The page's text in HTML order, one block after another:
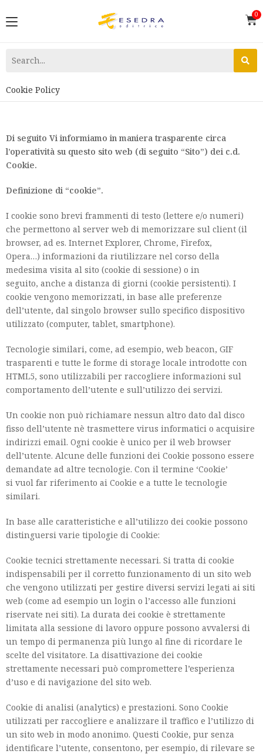
Cookie Policy
Di seguito Vi informiamo in maniera trasparente circa
l’operatività su questo sito web (di seguito “Sito”) dei c.d.
Cookie.
Definizione di “cookie”.
I cookie sono brevi frammenti di testo (lettere e/o numeri)
che permettono al server web di memorizzare sul client (il
browser, ad es. Internet Explorer, Chrome, Firefox,
Opera…) informazioni da riutilizzare nel corso della
medesima visita al sito (cookie di sessione) o in
seguito, anche a distanza di giorni (cookie persistenti). I
cookie vengono memorizzati, in base alle preferenze
dell’utente, dal singolo browser sullo specifico dispositivo
utilizzato (computer, tablet, smartphone).
Tecnologie similari, come, ad esempio, web beacon, GIF
trasparenti e tutte le forme di storage locale introdotte con
HTML5, sono utilizzabili per raccogliere informazioni sul
comportamento dell’utente e sull’utilizzo dei servizi.
Un cookie non può richiamare nessun altro dato dal disco
fisso dell’utente nè trasmettere virus informatici o acquisire
indirizzi email. Ogni cookie è unico per il web browser
dell’utente. Alcune delle funzioni dei Cookie possono essere
demandate ad altre tecnologie. Con il termine ‘Cookie’
si vuol far riferimento ai Cookie e a tutte le tecnologie
similari.
In base alle caratteristiche e all’utilizzo dei cookie possono
distinguersi varie tipologie di Cookie:
Cookie tecnici strettamente necessari. Si tratta di cookie
indispensabili per il corretto funzionamento di un sito web
che vengono utilizzati per gestire diversi servizi legati ai siti
web (come ad esempio un login o l’accesso alle funzioni
riservate nei siti). La durata dei cookie è strettamente
limitata alla sessione di lavoro oppure possono avvalersi di
un tempo di permanenza più lungo al fine di ricordare le
scelte del visitatore. La disattivazione dei cookie
strettamente necessari può compromettere l’esperienza
d’uso e di navigazione del sito web.
Cookie di analisi (analytics) e prestazioni. Sono Cookie
utilizzati per raccogliere e analizzare il traffico e l’utilizzo di
un sito web in modo anonimo. Questi Cookie, pur senza
identificare l’utente, consentono, per esempio, di rilevare se